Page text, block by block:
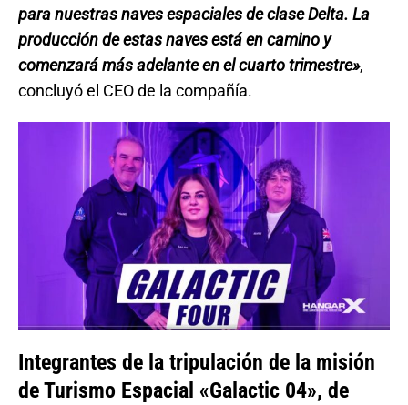
para nuestras naves espaciales de clase Delta. La
producción de estas naves está en camino y
comenzará más adelante en el cuarto trimestre»,
concluyó el CEO de la compañía.
Integrantes de la tripulación de la misión
de Turismo Espacial «Galactic 04», de